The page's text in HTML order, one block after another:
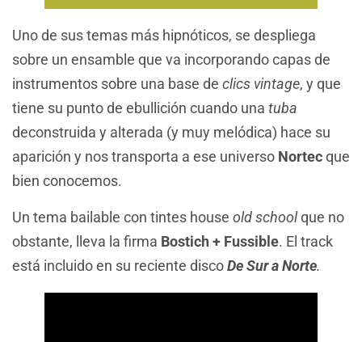
Uno de sus temas más hipnóticos, se despliega
sobre un ensamble que va incorporando capas de
instrumentos sobre una base de clics vintage, y que
tiene su punto de ebullición cuando una tuba
deconstruida y alterada (y muy melódica) hace su
aparición y nos transporta a ese universo Nortecque
bien conocemos.
Un tema bailable con tintes house old schoolque no
obstante, lleva la firma Bostich + Fussible. El track
está incluido en su reciente discoDe Sur a Norte.